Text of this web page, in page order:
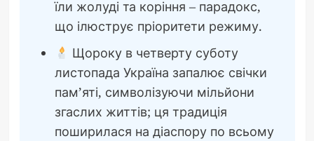
їли жолуді та коріння – парадокс,
що ілюструє пріоритети режиму.
Щороку в четверту суботу
листопада Україна запалює свічки
пам’яті, символізуючи мільйони
згаслих життів; ця традиція
поширилася на діаспору по всьому